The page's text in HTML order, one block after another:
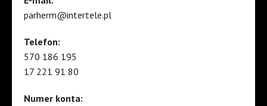
parherm@intertele.pl
Telefon:
570 186 195
17 221 91 80
Numer konta: